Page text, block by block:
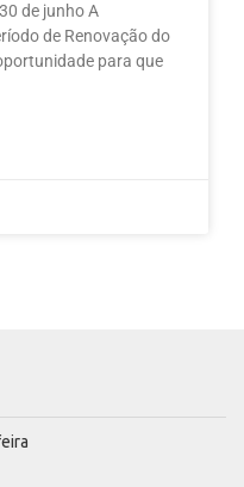
de junho A
de Renovação do
para que